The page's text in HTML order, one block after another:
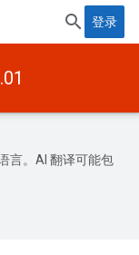
登录
言。AI 翻译可能包